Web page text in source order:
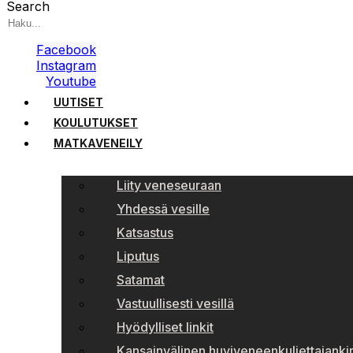
Search
Facebook
Instagram
Youtube
UUTISET
KOULUTUKSET
MATKAVENEILY
Liity veneseuraan
Yhdessä vesille
Katsastus
Liputus
Satamat
Vastuullisesti vesillä
Hyödylliset linkit